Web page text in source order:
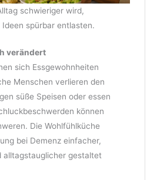
schwieriger wird,
spürbar entlasten.
verändert
sich Essgewohnheiten
Menschen verlieren den
süße Speisen oder essen
können
Die Wohlfühlküche
bei Demenz einfacher,
alltagstauglicher gestaltet